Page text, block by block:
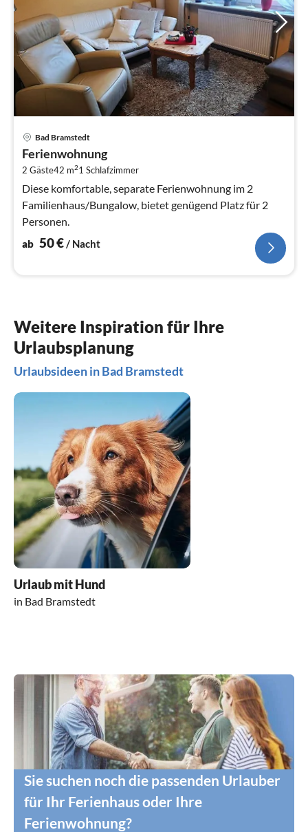
Bad Bramstedt
Ferienwohnung
2 Gäste42 m21 Schlafzimmer
Diese komfortable, separate Ferienwohnung im 2
Familienhaus/Bungalow, bietet genügend Platz für 2
Personen.
ab 50€/ Nacht
Weitere Inspiration für Ihre
Urlaubsplanung
Urlaubsideen in Bad Bramstedt
Urlaub mit Hund
in Bad Bramstedt
Sie suchen noch die passenden Urlauber
für Ihr Ferienhaus oder Ihre
Ferienwohnung?